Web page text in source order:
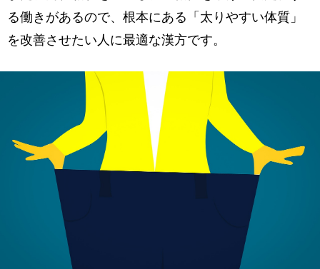
る働きがあるので、根本にある「太りやすい体質」
を改善させたい人に最適な漢方です。